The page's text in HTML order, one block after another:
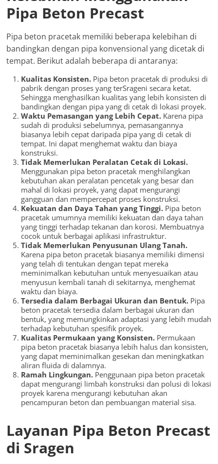
Pipa Beton Precast
Pipa beton pracetak memiliki beberapa kelebihan di
bandingkan dengan pipa konvensional yang dicetak di
tempat. Berikut adalah beberapa di antaranya:
Kualitas Konsisten. Pipa beton pracetak di produksi di
pabrik dengan proses yang terSrageni secara ketat.
Sehingga menghasilkan kualitas yang lebih konsisten di
bandingkan dengan pipa yang di cetak di lokasi proyek.
Waktu Pemasangan yang Lebih Cepat. Karena pipa
sudah di produksi sebelumnya, pemasangannya
biasanya lebih cepat daripada pipa yang di cetak di
tempat. Ini dapat menghemat waktu dan biaya
konstruksi.
Tidak Memerlukan Peralatan Cetak di Lokasi.
Menggunakan pipa beton pracetak menghilangkan
kebutuhan akan peralatan pencetak yang besar dan
mahal di lokasi proyek, yang dapat mengurangi
gangguan dan mempercepat proses konstruksi.
Kekuatan dan Daya Tahan yang Tinggi. Pipa beton
pracetak umumnya memiliki kekuatan dan daya tahan
yang tinggi terhadap tekanan dan korosi. Membuatnya
cocok untuk berbagai aplikasi infrastruktur.
Tidak Memerlukan Penyusunan Ulang Tanah.
Karena pipa beton pracetak biasanya memiliki dimensi
yang telah di tentukan dengan tepat mereka
meminimalkan kebutuhan untuk menyesuaikan atau
menyusun kembali tanah di sekitarnya, menghemat
waktu dan biaya.
Tersedia dalam Berbagai Ukuran dan Bentuk. Pipa
beton pracetak tersedia dalam berbagai ukuran dan
bentuk, yang memungkinkan adaptasi yang lebih mudah
terhadap kebutuhan spesifik proyek.
Kualitas Permukaan yang Konsisten. Permukaan
pipa beton pracetak biasanya lebih halus dan konsisten,
yang dapat meminimalkan gesekan dan meningkatkan
aliran fluida di dalamnya.
Ramah Lingkungan. Penggunaan pipa beton pracetak
dapat mengurangi limbah konstruksi dan polusi di lokasi
proyek karena mengurangi kebutuhan akan
pencampuran beton dan pembuangan material sisa.
Layanan Pipa Beton Precast
di Sragen